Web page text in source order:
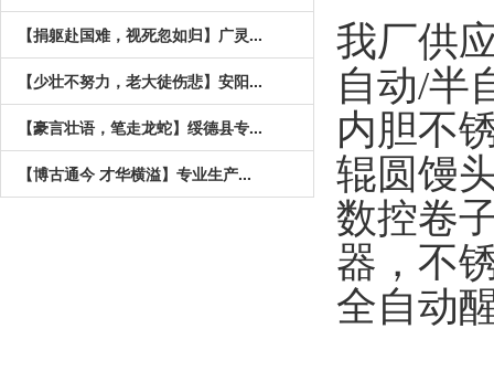
【捐躯赴国难，视死忽如归】广灵...
【少壮不努力，老大徒伤悲】安阳...
【豪言壮语，笔走龙蛇】绥德县专...
【博古通今 才华横溢】专业生产...
我厂供
自动/半
内胆不
辊圆馒
数控卷
器，不
全自动